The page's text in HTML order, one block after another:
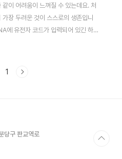
이 어려움이 느껴질 수 있는데요. 처
장 두려운 것이 스스로의 생존입니
에 유전자 코드가 입력되어 있긴 하지
가 있어 세상 밖으로 건강하게 나아
않을 것 같던 학교생활도 끝이 나고 사
1
구 판교역로